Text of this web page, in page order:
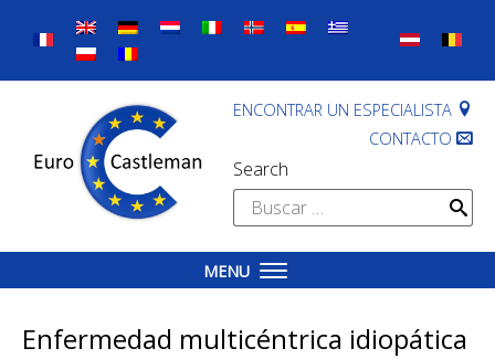
content
ENCONTRAR UN ESPECIALISTA
CONTACTO
Search
Buscar:
MENU
Enfermedad multicéntrica idiopática